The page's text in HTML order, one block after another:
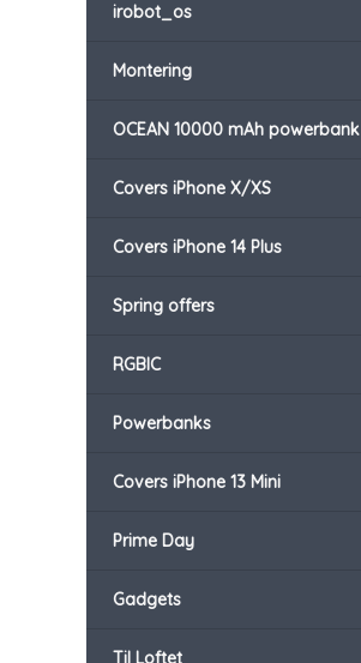
irobot_os
Montering
OCEAN 10000 mAh powerbank
Covers iPhone X/XS
Covers iPhone 14 Plus
Spring offers
RGBIC
Powerbanks
Covers iPhone 13 Mini
Prime Day
Gadgets
Til Loftet